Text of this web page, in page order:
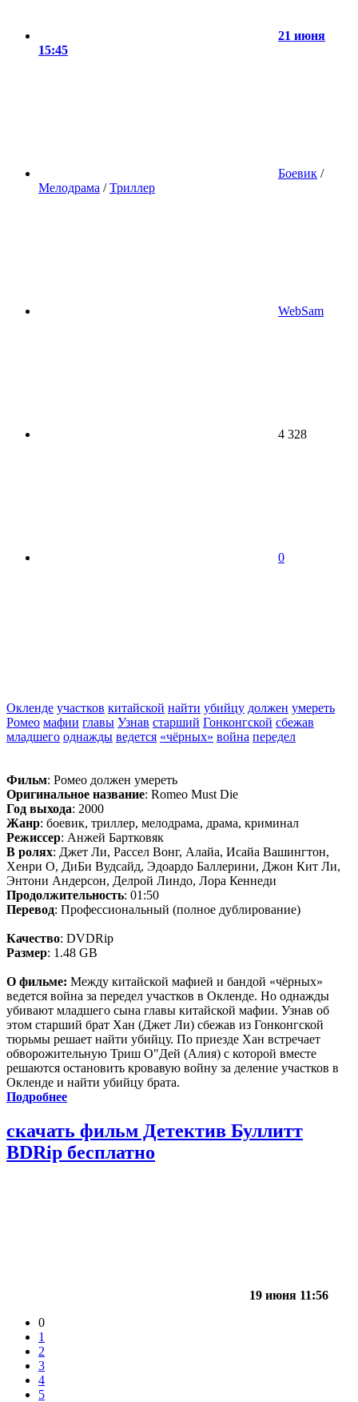
21 июня
15:45
Боевик /
Мелодрама /Триллер
WebSam
4 328
0
Окленде участков китайской найти убийцу должен умереть
Ромео мафии главы Узнав старший Гонконгской сбежав
младшего однажды ведется «чёрных» война передел
Фильм: Ромео должен умереть
Оригинальное название: Romeo Must Die
Год выхода: 2000
Жанр: боевик, триллер, мелодрама, драма, криминал
Режиссер: Анжей Бартковяк
В ролях: Джет Ли, Рассел Вонг, Алайа, Исайа Вашингтон,
Хенри О, ДиБи Вудсайд, Эдоардо Баллерини, Джон Кит Ли,
Энтони Андерсон, Делрой Линдо, Лора Кеннеди
Продолжительность: 01:50
Перевод: Профессиональный (полное дублирование)
Качество: DVDRip
Размер: 1.48 GB
О фильме: Между китайской мафией и бандой «чёрных»
ведется война за передел участков в Окленде. Но однажды
убивают младшего сына главы китайской мафии. Узнав об
этом старший брат Хан (Джет Ли) сбежав из Гонконгской
тюрьмы решает найти убийцу. По приезде Хан встречает
обворожительную Триш О"Дей (Алия) с которой вместе
решаются остановить кровавую войну за деление участков в
Окленде и найти убийцу брата.
Подробнее
скачать фильм Детектив Буллитт
BDRip бесплатно
19 июня 11:56
0
1
2
3
4
5